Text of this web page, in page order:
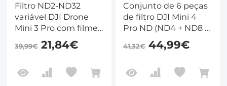
Filtro ND2-ND32
variável DJI Drone
Mini 3 Pro com filme
verde antirreflexo de
um lado, à prova
arranhões
39,99€21,84€
Conjunto de 6 peças
de filtro DJI Mini 4
Pro ND (ND4 + ND8 +
ND16 + ND32 + ND64
+ ND1000) com filme
face única
41,32€44,99€